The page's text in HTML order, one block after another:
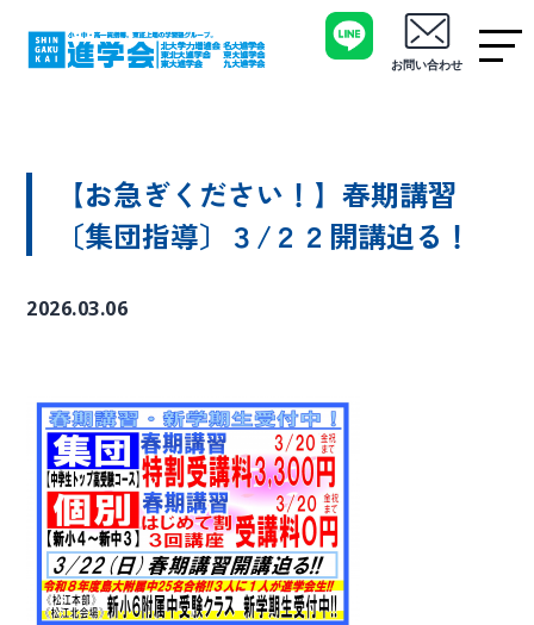
お問い合わせ
【お急ぎください！】春期講習
〔集団指導〕３/２２開講迫る！
2026.03.06